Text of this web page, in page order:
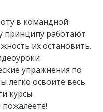
в командной
принципу работают
их остановить.
упражнения по
легко освоите весь
курсы
пожалеете!